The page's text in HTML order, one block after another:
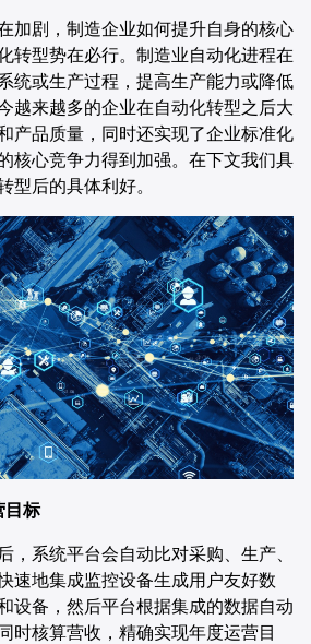
方案
方案
加剧，制造企业如何提升自身的核心
转型势在必行。制造业自动化进程在
统或生产过程，提高生产能力或降低
越来越多的企业在自动化转型之后大
产品质量，同时还实现了企业标准化
核心竞争力得到加强。在下文我们具
型后的具体利好。
目标
，系统平台会自动比对采购、生产、
速地集成监控设备生成用户友好数
设备，然后平台根据集成的数据自动
时核算营收，精确实现年度运营目